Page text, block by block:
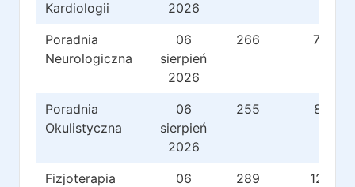
Kardiologii
2026
Poradnia
Neurologiczna
06
sierpień
2026
266 76
Poradnia
Okulistyczna
06
sierpień
2026
255 81
Fizjoterapia
06
289 126